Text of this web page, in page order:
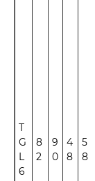
T
G
L
6
8
2
9
0
4
8
5
8